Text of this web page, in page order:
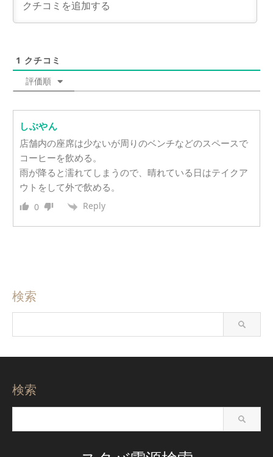
1 クチコミ
評価順
しぶやん
店舗内の座席は少ないが周りのベンチなどのスペースで
コーヒーを飲める。
雨が降ると濡れてしまうので、晴れている日はテイクア
ウトをして外で飲める。
0 Reply
検索
検索